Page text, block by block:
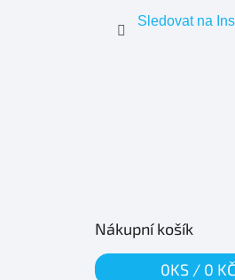
Sledovat na
Nákupní košík
0KS / 0 KČ